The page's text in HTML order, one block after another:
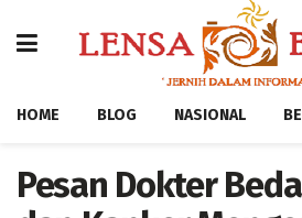
HOME BLOG NASIONAL
Pesan Dokter